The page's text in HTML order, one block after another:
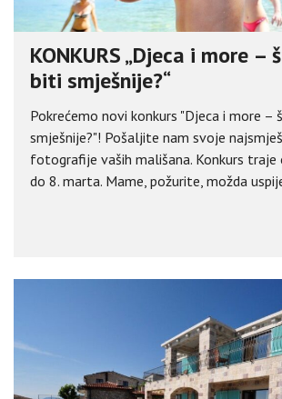
KONKURS „Djeca i more –
biti smješnije?“
Pokrećemo novi konkurs "Djeca i more –
smješnije?"! Pošaljite nam svoje
fotografije vaših mališana. Konkurs traje
do 8. marta. Mame, požurite, možda